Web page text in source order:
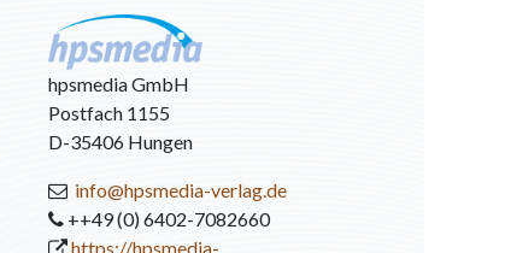
hpsmedia GmbH
Postfach 1155
D-35406 Hungen
info@hpsmedia-verlag.de
++49 (0) 6402-7082660
https://hpsmedia-